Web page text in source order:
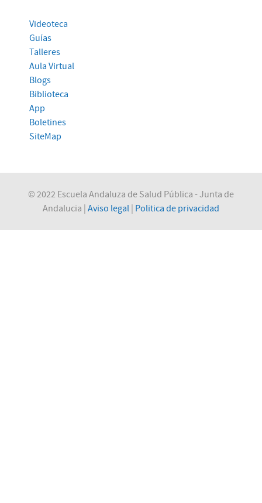
Videoteca
Guías
Talleres
Aula Virtual
Blogs
Biblioteca
App
Boletines
SiteMap
© 2022 Escuela Andaluza de Salud Pública - Junta de
Andalucia | Aviso legal Politica de privacidad